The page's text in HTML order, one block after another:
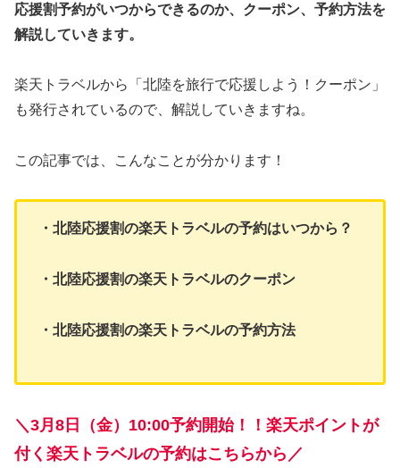
応援割予約がいつからできるのか、クーポン、予約方法を
解説していきます。
楽天トラベルから「北陸を旅行で応援しよう！クーポン」
も発行されているので、解説していきますね。
この記事では、こんなことが分かります！
・北陸応援割の楽天トラベルの予約はいつから？
・北陸応援割の楽天トラベルのクーポン
・北陸応援割の楽天トラベルの予約方法
＼3月8日（金）10:00予約開始！！楽天ポイントが
付く楽天トラベルの予約はこちらから／